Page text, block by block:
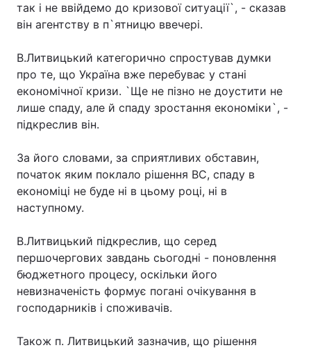
так і не ввійдемо до кризової ситуації`, - сказав
він агентству в п`ятницю ввечері.
В.Литвицький категорично спростував думки
про те, що Україна вже перебуває у стані
економічної кризи. `Ще не пізно не доустити не
лише спаду, але й спаду зростання економіки`, -
підкреслив він.
За його словами, за сприятливих обставин,
початок яким поклало рішення ВС, спаду в
економіці не буде ні в цьому році, ні в
наступному.
В.Литвицький підкреслив, що серед
першочергових завдань сьогодні - поновлення
бюджетного процесу, оскільки його
невизначеність формує погані очікування в
господарників і споживачів.
Також п. Литвицький зазначив, що рішення